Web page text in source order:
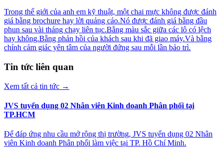
Trong thế giới của anh em kỹ thuật, một chai mực không được đánh
giá bằng brochure hay lời quảng cáo.Nó được đánh giá bằng đầu
phun sau vài tháng chạy liên tục.Bằng màu sắc giữa các lô có lệch
hay không.Bằng phản hồi của khách sau khi đã giao máy.Và bằng
chính cảm giác yên tâm của người đứng sau mỗi lần bảo trì.
Tin tức liên quan
Xem tất cả tin tức →
JVS tuyển dụng 02 Nhân viên Kinh doanh Phân phối tại
TP.HCM
Để đáp ứng nhu cầu mở rộng thị trường, JVS tuyển dụng 02 Nhân
viên Kinh doanh Phân phối làm việc tại TP. Hồ Chí Minh.